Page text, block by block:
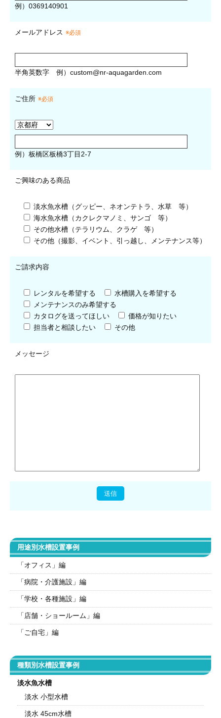
例）0369140901
メールアドレス ※必須
半角英数字 例） custom@nr-aquagarden.com
ご住所 ※必須
例）板橋区板橋3丁目2-7
ご興味のある商品
淡水魚水槽（グッピー、ネオンテトラ、水草 等）
海水魚水槽（カクレクマノミ、サンゴ 等）
その他水槽（テラリウム、クラゲ 等）
その他（撮影、イベント、引っ越し、メンテナンス等）
ご請求内容
レンタルを希望する
水槽購入を希望する
メンテナンスのみ希望する
カタログを送ってほしい
価格が知りたい
担当者と相談したい
その他
メッセージ
用途別水槽設置事例
「オフィス」編
「病院・介護施設」編
「学校・各種施設」編
「店舗・ショールーム」編
「ご自宅」編
種類別水槽設置事例
淡水魚水槽
淡水 小型水槽
淡水 45cm水槽